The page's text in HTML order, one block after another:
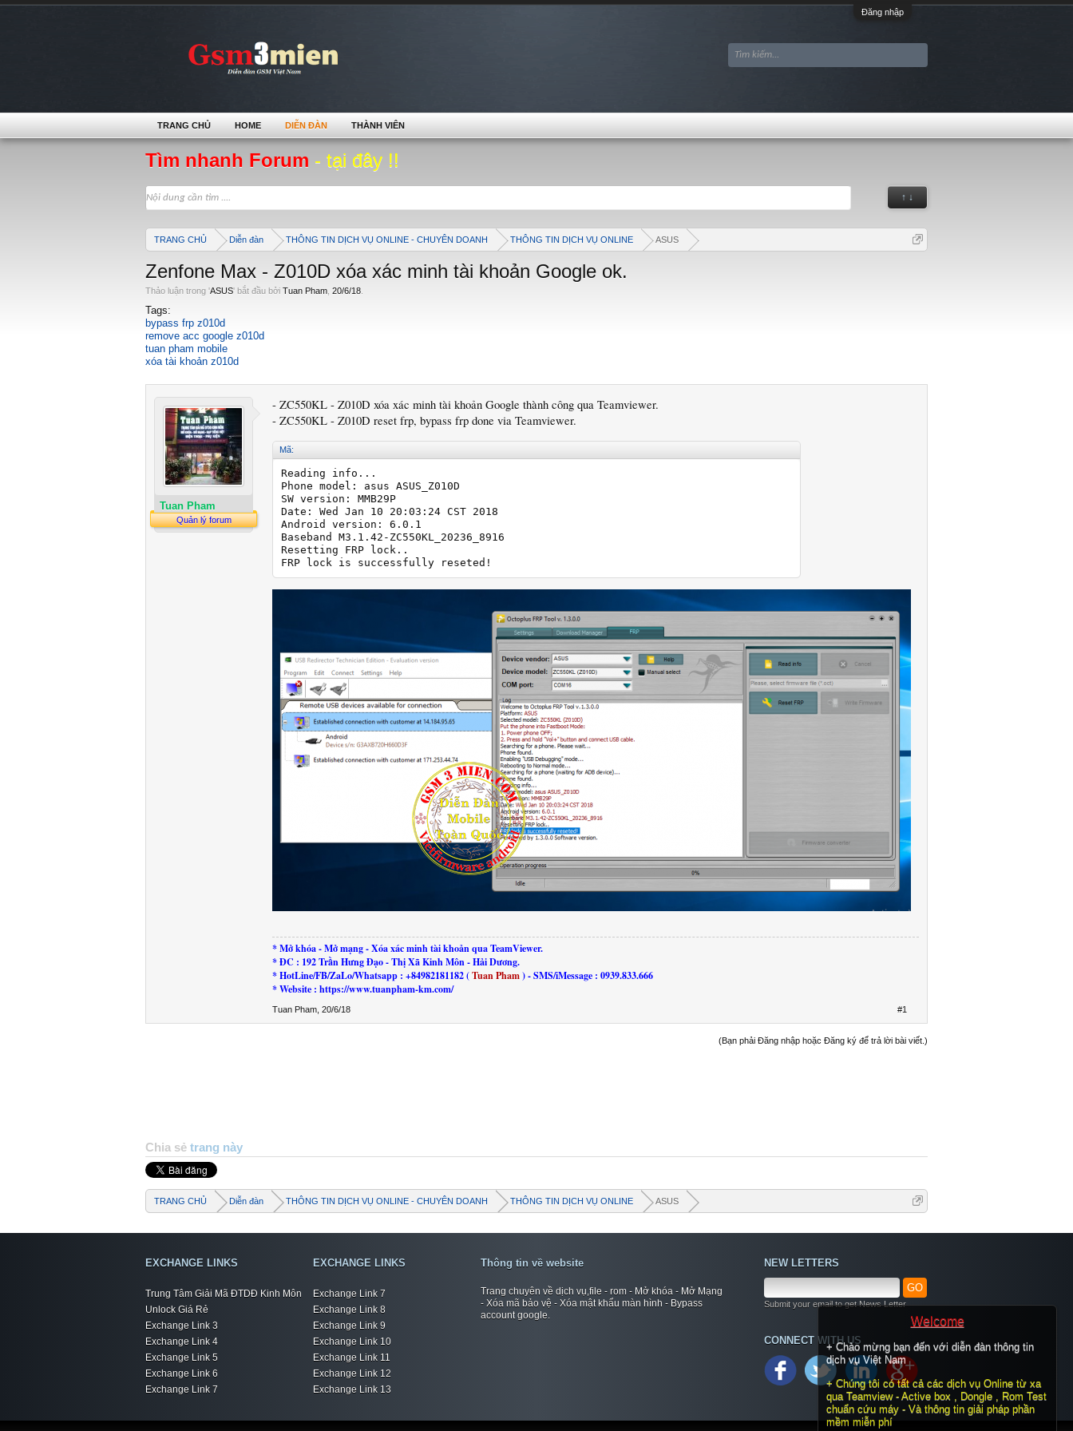
Đăng nhập
Tìm nhanh Forum - tại đây !!
↑ ↓
TRANG CHỦ Diễn đàn THÔNG TIN DỊCH VỤ ONLINE - CHUYÊN DOANH THÔNG TIN DỊCH VỤ ONLINE ASUS
Welcome
+ Chào mừng bạn đến với diễn đàn thông tin
dịch vụ Việt Nam
+ Chúng tôi có tất cả các dịch vụ Online từ xa
qua Teamview - Active box , Dongle , Rom Test
chuẩn cứu máy - Và thông tin giải pháp phần
mềm miễn phí
Zenfone Max - Z010D xóa xác minh tài khoản Google ok.
Thảo luận trong 'ASUS' bắt đầu bởi Tuan Pham 20/6/18
Tags:
bypass frp z010d
remove acc google z010d
tuan pham mobile
xóa tài khoản z010d
Tuan Pham
Quản lý forum
- ZC550KL - Z010D xóa xác minh tài khoản Google thành công qua Teamviewer.
- ZC550KL - Z010D reset frp, bypass frp done via Teamviewer.
Mã:
Reading info...
Phone model: asus ASUS_Z010D
SW version: MMB29P
Date: Wed Jan 10 20:03:24 CST 2018
Android version: 6.0.1
Baseband M3.1.42-ZC550KL_20236_8916
Resetting FRP lock..
FRP lock is successfully reseted!
* Mở khóa - Mở mạng - Xóa xác minh tài khoản qua TeamViewer.
* ĐC : 192 Trần Hưng Đạo - Thị Xã Kinh Môn - Hải Dương.
* HotLine/FB/ZaLo/Whatsapp : +84982181182 (Tuan Pham) - SMS/iMessage : 0939.833.666
* Website : https://www.tuanpham-km.com/
Tuan Pham 20/6/18 #1
(Bạn phải Đăng nhập hoặc Đăng ký để trả lời bài viết.)
Chia sẻ trang này
TRANG CHỦ Diễn đàn THÔNG TIN DỊCH VỤ ONLINE - CHUYÊN DOANH THÔNG TIN DỊCH VỤ ONLINE ASUS
TRANG CHỦ HOME DIỄN ĐÀN THÀNH VIÊN
EXCHANGE LINKS
Trung Tâm Giải Mã ĐTDĐ Kinh Môn
Unlock Giá Rẻ
Exchange Link 3
Exchange Link 4
Exchange Link 5
Exchange Link 6
Exchange Link 7
EXCHANGE LINKS
Exchange Link 7
Exchange Link 8
Exchange Link 9
Exchange Link 10
Exchange Link 11
Exchange Link 12
Exchange Link 13
Thông tin về website
Trang chuyên về dịch vụ,file - rom - Mở khóa - Mở Mạng
- Xóa mã bảo vệ - Xóa mật khẩu màn hình - Bypass
account google.
NEW LETTERS
GO
Submit your email to get News Letter
CONNECT WITH US